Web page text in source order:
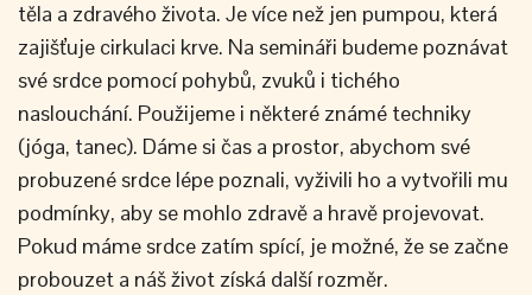
těla a zdravého života. Je více než jen pumpou, která
zajišťuje cirkulaci krve. Na semináři budeme poznávat
své srdce pomocí pohybů, zvuků i tichého
naslouchání. Použijeme i některé známé techniky
(jóga, tanec). Dáme si čas a prostor, abychom své
probuzené srdce lépe poznali, vyživili ho a vytvořili mu
podmínky, aby se mohlo zdravě a hravě projevovat.
Pokud máme srdce zatím spící, je možné, že se začne
probouzet a náš život získá další rozměr.